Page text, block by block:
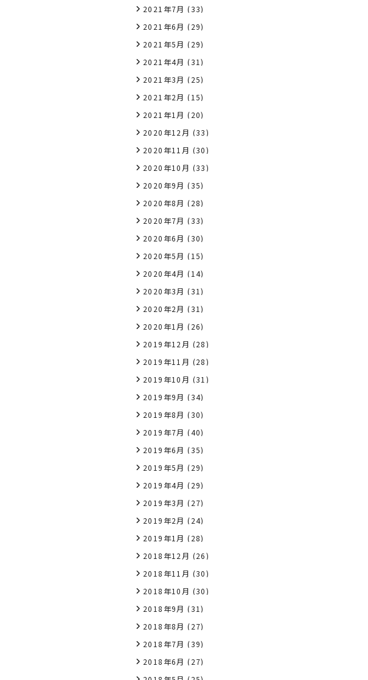
2021年7月 (33)
2021年6月 (29)
2021年5月 (29)
2021年4月 (31)
2021年3月 (25)
2021年2月 (15)
2021年1月 (20)
2020年12月 (33)
2020年11月 (30)
2020年10月 (33)
2020年9月 (35)
2020年8月 (28)
2020年7月 (33)
2020年6月 (30)
2020年5月 (15)
2020年4月 (14)
2020年3月 (31)
2020年2月 (31)
2020年1月 (26)
2019年12月 (28)
2019年11月 (28)
2019年10月 (31)
2019年9月 (34)
2019年8月 (30)
2019年7月 (40)
2019年6月 (35)
2019年5月 (29)
2019年4月 (29)
2019年3月 (27)
2019年2月 (24)
2019年1月 (28)
2018年12月 (26)
2018年11月 (30)
2018年10月 (30)
2018年9月 (31)
2018年8月 (27)
2018年7月 (39)
2018年6月 (27)